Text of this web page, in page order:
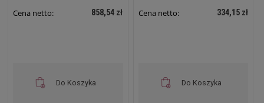
Cena netto: 858,54 zł
Do Koszyka
Cena netto: 334,15 zł
Do Koszyka